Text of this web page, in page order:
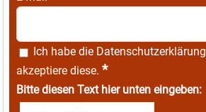
Ich habe die Datenschutzerklärung
akzeptiere diese. *
Bitte diesen Text hier unten eingeben: